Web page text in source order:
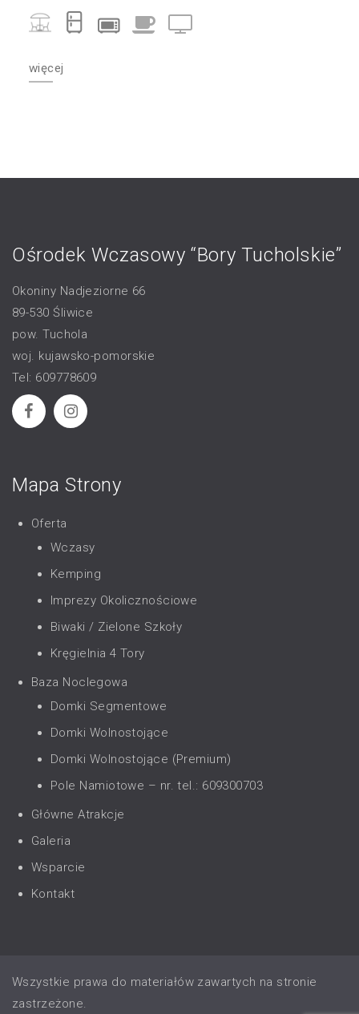
więcej
Ośrodek Wczasowy “Bory Tucholskie”
Okoniny Nadjeziorne 66
89-530 Śliwice
pow. Tuchola
woj. kujawsko-pomorskie
Tel: 609778609
Mapa Strony
Oferta
Wczasy
Kemping
Imprezy Okolicznościowe
Biwaki / Zielone Szkoły
Kręgielnia 4 Tory
Baza Noclegowa
Domki Segmentowe
Domki Wolnostojące
Domki Wolnostojące (Premium)
Pole Namiotowe – nr. tel.: 609300703
Główne Atrakcje
Galeria
Wsparcie
Kontakt
Wszystkie prawa do materiałów zawartych na stronie
zastrzeżone.